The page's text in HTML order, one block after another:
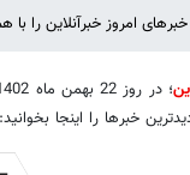
امروز خبرآنلاین را
خبرها را اینجا بخوانید: